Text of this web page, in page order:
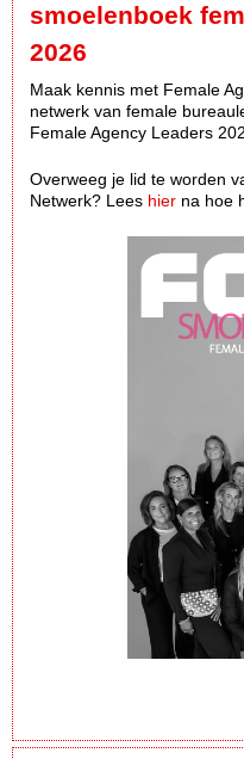
smoelenboek
2026
Maak kennis met Female
netwerk van female
Female Agency Leaders
Overweeg je lid te worden
Netwerk? Lees hier na hoe